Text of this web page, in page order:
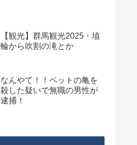
【観光】群馬観光2025・埴
輪から吹割の滝とか
なんやて！！ペットの亀を
殺した疑いで無職の男性が
逮捕！